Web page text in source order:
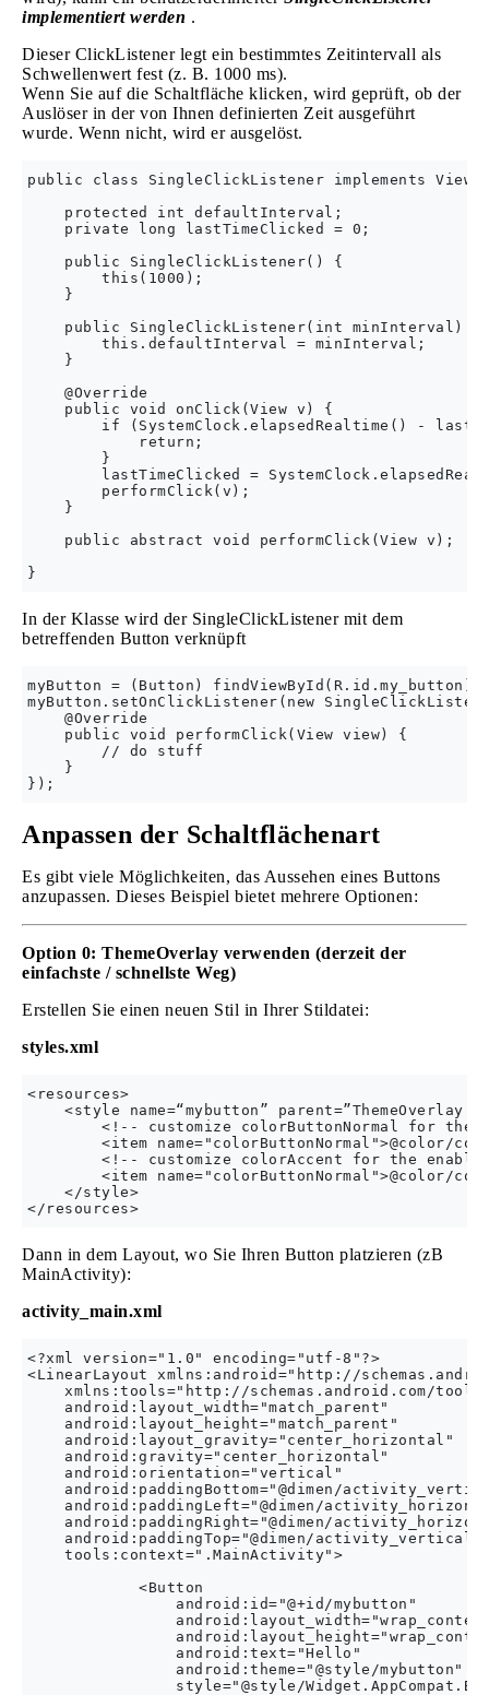
implementiert werden .
Dieser ClickListener legt ein bestimmtes Zeitintervall als
Schwellenwert fest (z. B. 1000 ms).
Wenn Sie auf die Schaltfläche klicken, wird geprüft, ob der
Auslöser in der von Ihnen definierten Zeit ausgeführt
wurde. Wenn nicht, wird er ausgelöst.
public class SingleClickListener implements
    protected int defaultInterval;
    private long lastTimeClicked = 0;
    public SingleClickListener() {
        this(1000);
    }
    public SingleClickListener(int minInterval) {
        this.defaultInterval = minInterval;
    }
    @Override
    public void onClick(View v) {
if (SystemClock.elapsedRealtime() -
            return;
        }
lastTimeClicked =
        performClick(v);
    }
    public abstract void performClick(View v);
In der Klasse wird der SingleClickListener mit dem
betreffenden Button verknüpft
myButton = (Button) findViewById(R.id.my_button);
myButton.setOnClickListener(new
    @Override
    public void performClick(View view) {
        // do stuff
    }
Anpassen der Schaltflächenart
Es gibt viele Möglichkeiten, das Aussehen eines Buttons
anzupassen. Dieses Beispiel bietet mehrere Optionen:
Option 0: ThemeOverlay verwenden (derzeit der
einfachste / schnellste Weg)
Erstellen Sie einen neuen Stil in Ihrer Stildatei:
styles.xml
<resources>
<style name=“mybutton”
<!-- customize colorButtonNormal for the
<item name="colorButtonNormal">@color/
<!-- customize colorAccent for the
<item name="colorButtonNormal">@color/
    </style>
Dann in dem Layout, wo Sie Ihren Button platzieren (zB
MainActivity):
activity_main.xml
<?xml version="1.0" encoding="utf-8"?>
<LinearLayout xmlns:android="http://
xmlns:tools="http://schemas.android.com/
    android:layout_width="match_parent"
    android:layout_height="match_parent"
    android:layout_gravity="center_horizontal"
    android:gravity="center_horizontal"
    android:orientation="vertical"
android:paddingBottom="@dimen/
android:paddingLeft="@dimen/
android:paddingRight="@dimen/
android:paddingTop="@dimen/
    tools:context=".MainActivity">
            <Button
                android:id="@+id/mybutton"
                android:text="Hello"
                android:theme="@style/mybutton"
style="@style/